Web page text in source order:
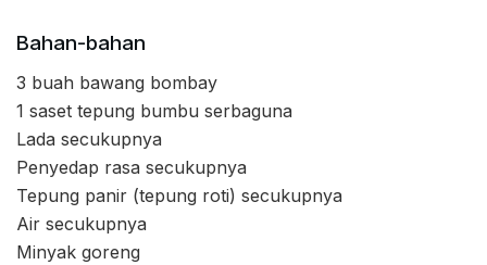
Bahan-bahan
3 buah bawang bombay
1 saset tepung bumbu serbaguna
Lada secukupnya
Penyedap rasa secukupnya
Tepung panir (tepung roti) secukupnya
Air secukupnya
Minyak goreng